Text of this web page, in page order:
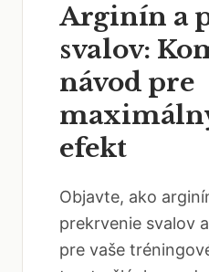
Arginín a
svalov:
návod pre
efekt
Objavte, ako
prekrvenie svalov
pre vaše